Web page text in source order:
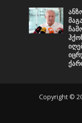
Copyright ©